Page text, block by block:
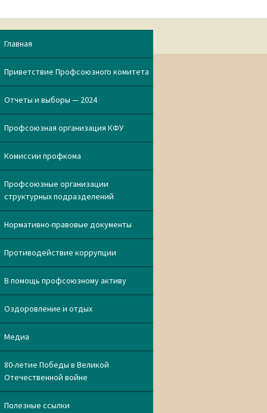
Главная
Приветствие Профсоюзного комитета
Отчеты и выборы — 2024
Профсоюзная организация КФУ
Комиссии профкома
Профсоюзные организации
структурных подразделений
Нормативно-правовые документы
Противодействие коррупции
В помощь профсоюзному активу
Оздоровление и отдых
Медиа
80-летие Победы в Великой
Отечественной войне
Полезные ссылки